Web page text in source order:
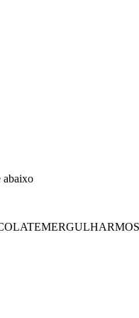
abaixo
MERGULHAR